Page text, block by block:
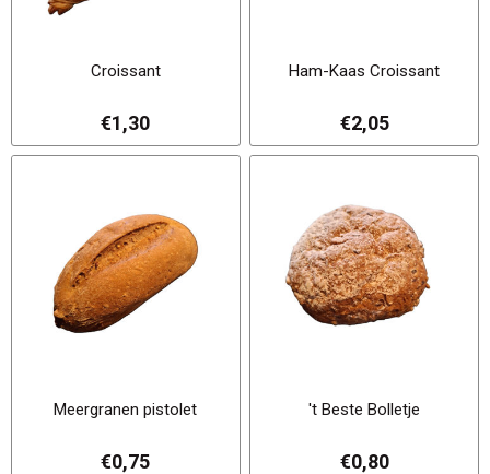
Croissant
€1,30
Ham-Kaas Croissant
€2,05
Meergranen pistolet
€0,75
't Beste Bolletje
€0,80